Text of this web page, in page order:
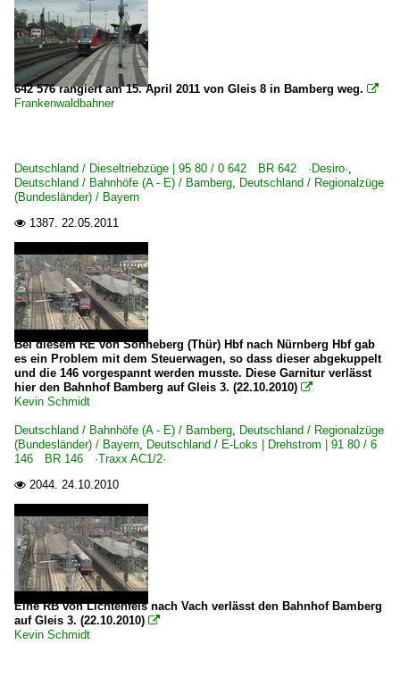
Elektrotriebzüge | 93 8x | ICE - IC
ICE T BR 411 · 5 411
Personenwagen | Steuerwagen
Regional- und Fernzüge
IC InterCity-Züge
Regionalzüge (Bundesländer)
Bayern
Strecken | KBS 800-999
820 (Nürnberg–) Bamberg – Lichtenfels
642 576 rangiert am 15. April 2011 von Gleis 8 in Bamberg weg. 
Frankenwaldbahner
Deutschland / Dieseltriebzüge | 95 80 / 0 642 BR 642 ·Desiro·,
Deutschland / Bahnhöfe (A - E) / Bamberg, Deutschland / Regionalzüge
(Bundesländer) / Bayern
 1387. 22.05.2011
Bei diesem RE von Sonneberg (Thür) Hbf nach Nürnberg Hbf gab
es ein Problem mit dem Steuerwagen, so dass dieser abgekuppelt
und die 146 vorgespannt werden musste. Diese Garnitur verlässt
hier den Bahnhof Bamberg auf Gleis 3. (22.10.2010) 
Kevin Schmidt
Deutschland / Bahnhöfe (A - E) / Bamberg, Deutschland / Regionalzüge
(Bundesländer) / Bayern, Deutschland / E-Loks | Drehstrom | 91 80 / 6
146 BR 146 ·Traxx AC1/2·
 2044. 24.10.2010
Eine RB von Lichtenfels nach Vach verlässt den Bahnhof Bamberg
auf Gleis 3. (22.10.2010) 
Kevin Schmidt